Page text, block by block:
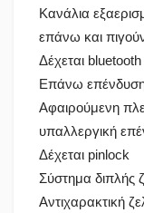
Κανάλια
επάνω και
Δέχεται bluetooth
Επάνω επένδυση
Αφαιρούμενη
υπαλλεργική
Δέχεται pinlock
Σύστημα διπλής
Αντιχαρακτική